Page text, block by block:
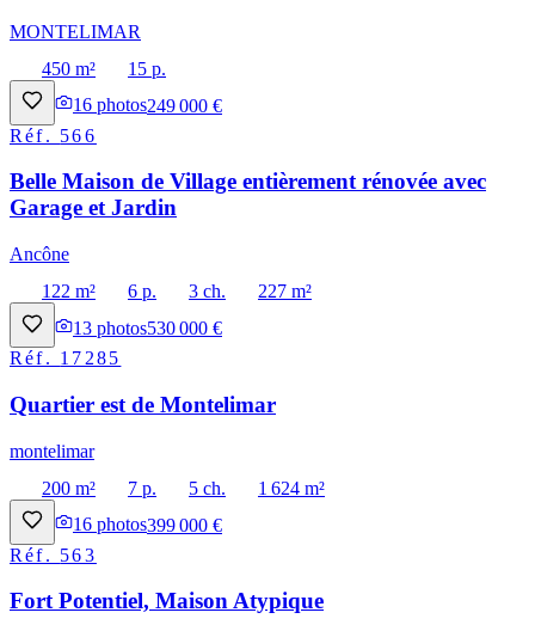
MONTELIMAR
450 m²
15 p.
16 photos249 000 €
Réf. 566
Belle Maison de Village entièrement rénovée avec
Garage et Jardin
Ancône
122 m²
6 p. 3 ch.
227 m²
13 photos530 000 €
Réf. 17285
Quartier est de Montelimar
montelimar
200 m²
7 p. 5 ch.
1 624 m²
16 photos399 000 €
Réf. 563
Fort Potentiel, Maison Atypique